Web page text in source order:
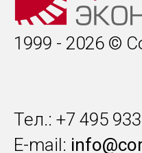
1999 - 2026 ©
Тел.: +7 495
E-mail: